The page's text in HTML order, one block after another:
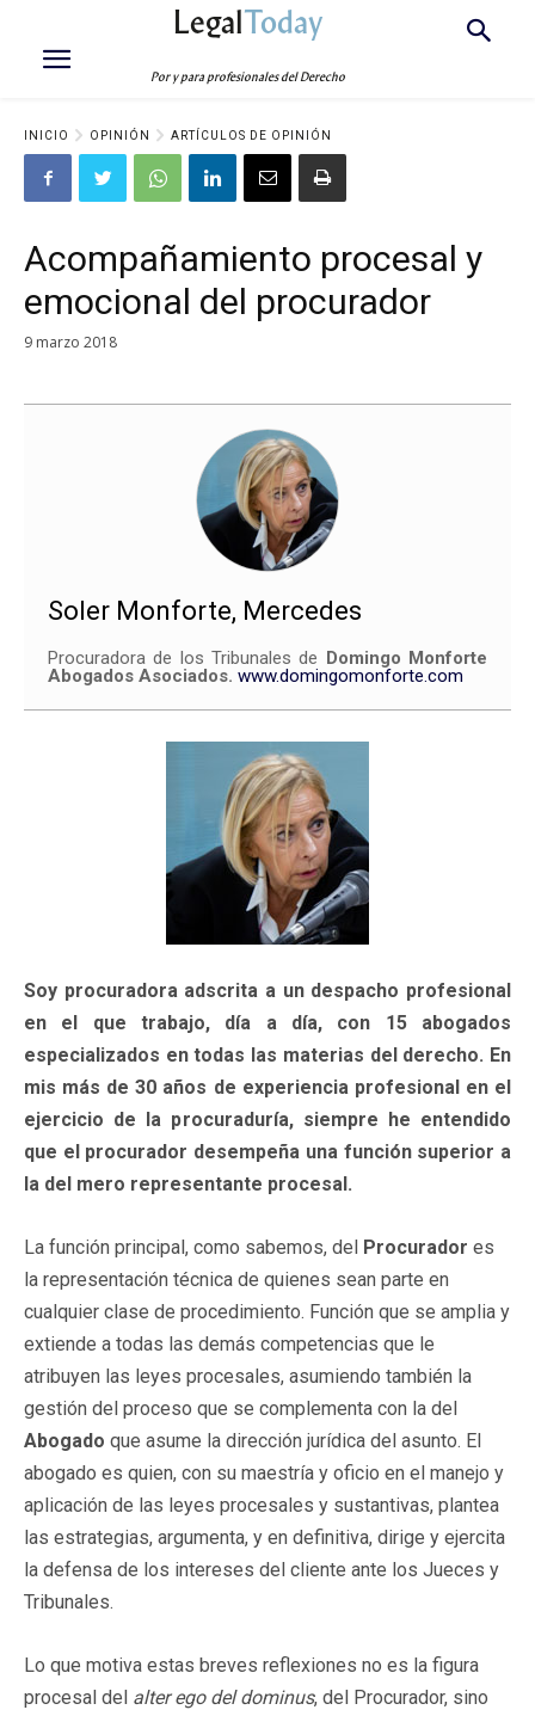
LegalToday
Por y para profesionales del Derecho
INICIO OPINIÓN ARTÍCULOS DE OPINIÓN
Acompañamiento procesal y
emocional del procurador
9 marzo 2018
Soler Monforte, Mercedes
Procuradora de los Tribunales de Domingo Monforte
Abogados Asociados. www.domingomonforte.com
Soy procuradora adscrita a un despacho profesional
en el que trabajo, día a día, con 15 abogados
especializados en todas las materias del derecho. En
mis más de 30 años de experiencia profesional en el
ejercicio de la procuraduría, siempre he entendido
que el procurador desempeña una función superior a
la del mero representante procesal.
La función principal, como sabemos, del Procurador es
la representación técnica de quienes sean parte en
cualquier clase de procedimiento. Función que se amplia y
extiende a todas las demás competencias que le
atribuyen las leyes procesales, asumiendo también la
gestión del proceso que se complementa con la del
Abogado que asume la dirección jurídica del asunto. El
abogado es quien, con su maestría y oficio en el manejo y
aplicación de las leyes procesales y sustantivas, plantea
las estrategias, argumenta, y en definitiva, dirige y ejercita
la defensa de los intereses del cliente ante los Jueces y
Tribunales.
Lo que motiva estas breves reflexiones no es la figura
procesal del alter ego del dominus, del Procurador, sino